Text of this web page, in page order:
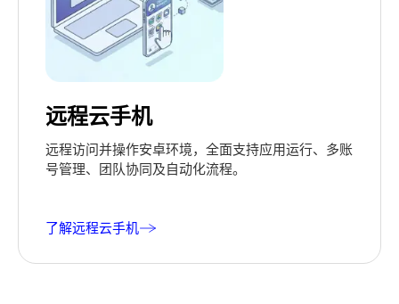
远程云手机
远程访问并操作安卓环境，全面支持应用运行、多账
号管理、团队协同及自动化流程。
了解远程云手机